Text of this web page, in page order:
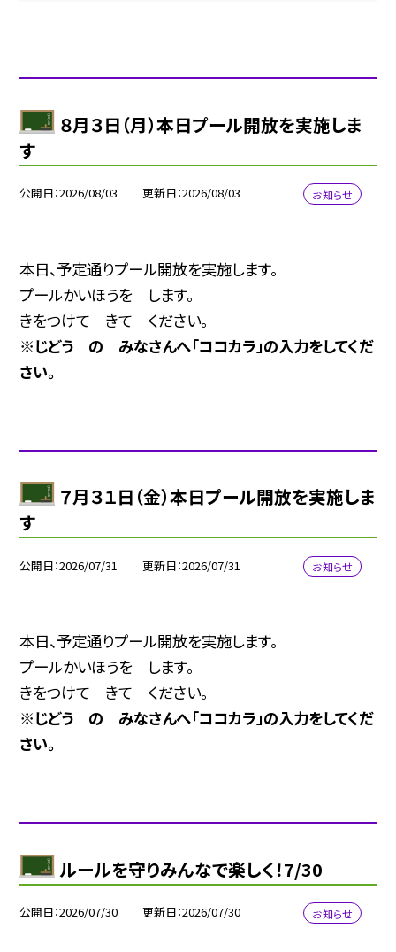
８月３日（月）本日プール開放を実施しま
す
公開日 2026/08/03 更新日 2026/08/03 お知らせ
本日、予定通りプール開放を実施します。
プールかいほうを します。
きをつけて きて ください。
※じどう の みなさんへ「ココカラ」の入力をしてくだ
さい。
７月３１日（金）本日プール開放を実施しま
す
公開日 2026/07/31 更新日 2026/07/31 お知らせ
本日、予定通りプール開放を実施します。
プールかいほうを します。
きをつけて きて ください。
※じどう の みなさんへ「ココカラ」の入力をしてくだ
さい。
ルールを守りみんなで楽しく！7/30
公開日 2026/07/30 更新日 2026/07/30 お知らせ